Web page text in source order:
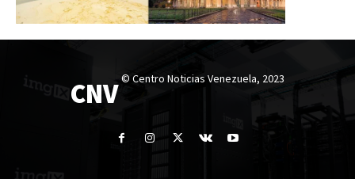
CNV © Centro Noticias Venezuela, 2023